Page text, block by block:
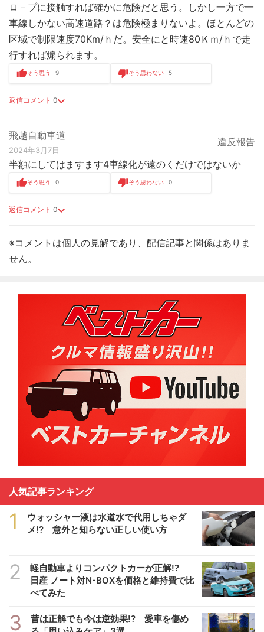
ロ－プに接触すれば確かに危険だと思う。しかし一方で一
車線しかない高速道路？は危険極まりないよ。ほとんどの
区域で制限速度70Km/ｈだ。安全にと時速80Ｋｍ/ｈで走
行すれば煽られます。
返信コメント 0
そう思う 9 そう思わない 5
飛越自動車道
2024年3月7日
違反報告
半額にしてはますます4車線化が遠のくだけではないか
返信コメント 0
そう思う 0 そう思わない 0
※コメントは個人の見解であり、配信記事と関係はありま
せん。
人気記事ランキング
1
ウォッシャー液は水道水で代用しちゃダ
メ!? 意外と知らない正しい使い方
2
軽自動車よりコンパクトカーが正解!?
日産 ノート対N-BOXを価格と維持費で比
べてみた
3
昔は正解でも今は逆効果!? 愛車を傷め